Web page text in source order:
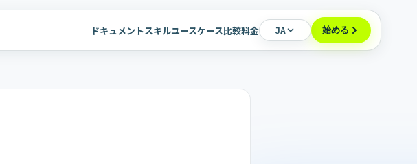
ドキュメントスキルユースケース比較料金 JA 始める